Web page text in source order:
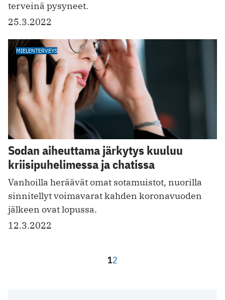
terveinä pysyneet.
25.3.2022
MIELENTERVEYS
Sodan aiheuttama järkytys kuuluu
kriisipuhelimessa ja chatissa
Vanhoilla heräävät omat sotamuistot, nuorilla
sinnitellyt voimavarat kahden koronavuoden
jälkeen ovat lopussa.
12.3.2022
12